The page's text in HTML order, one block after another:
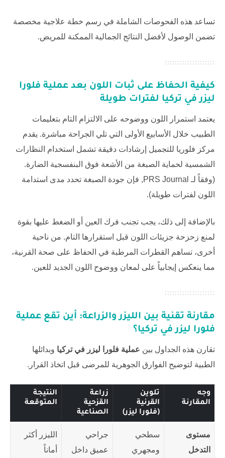
تساعد هذه الفحوصات الشاملة في رسم خطة علاجية مخصصة
تضمن الوصول لأفضل النتائج الجمالية الممكنة للمريض.
كيفية الحفاظ على ثبات اللون بعد عملية فلورا
ليزر في تركيا لفترات طويلة
يعتمد استمرار اللون ووضوحه على الالتزام التام بتعليمات
الطبيب خلال الأسابيع الأولى التي تلي الجراحة مباشرة. يقدم
مركز فلوريا للتجميل إرشادات دقيقة تشمل استخدام النظارات
الشمسية لحماية الصبغة من الأشعة فوق البنفسجية الضارة.
(وفقاً لـ PRS Journal, فإن جودة الصبغة تحدد مدى استدامة
اللون لفترات طويلة).
بالإضافة إلى ذلك، يجب تجنب فرك العين أو الضغط عليها بقوة
لمنع زحزحة جزيئات اللون قبل استقرارها التام. من ناحية
أخرى، تساهم القطرات المرطبة في الحفاظ على صحة القرنية،
مما ينعكس إيجابياً على لمعان ووضوح اللون الجديد للعين.
مقارنة تقنية بين الليزر والزراعة: أين تقع عملية
فلورا ليزر في تركيا؟
تقارن هذه الجداول بين عملية فلورا ليزر في تركيا وبدائلها
الطبية لتوضيح الفوارق الجوهرية للمرضى قبل اتخاذ القرار.
وجه
المقارنة
تلوين
القرنية
(فلورا ليزر)
زراعة
القزحية
الصناعية
النتيجة
المتوقعة
مستوى
التدخل
سطحي
ومجهري
جراحي
عميق داخل
الليزر أكثر
أماناً